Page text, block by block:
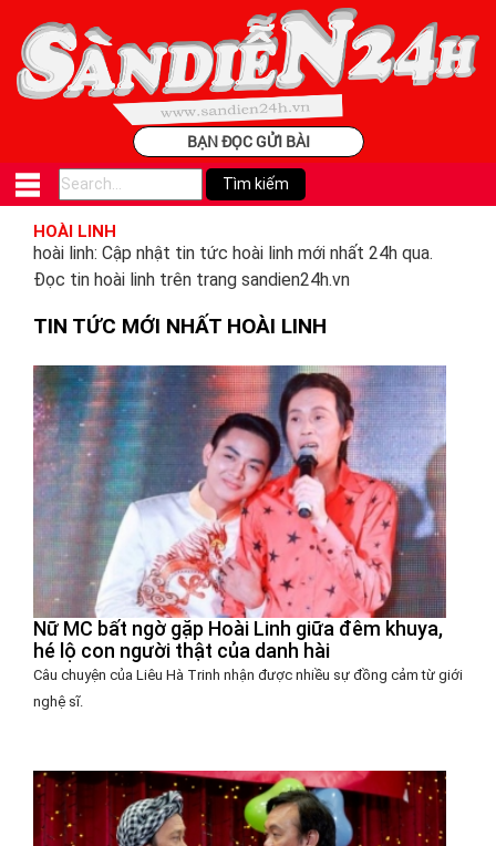
BẠN ĐỌC GỬI BÀI
HOÀI LINH
hoài linh: Cập nhật tin tức hoài linh mới nhất 24h qua.
Đọc tin hoài linh trên trang sandien24h.vn
TIN TỨC MỚI NHẤT HOÀI LINH
Nữ MC bất ngờ gặp Hoài Linh giữa đêm khuya,
hé lộ con người thật của danh hài
Câu chuyện của Liêu Hà Trinh nhận được nhiều sự đồng cảm từ giới
nghệ sĩ.